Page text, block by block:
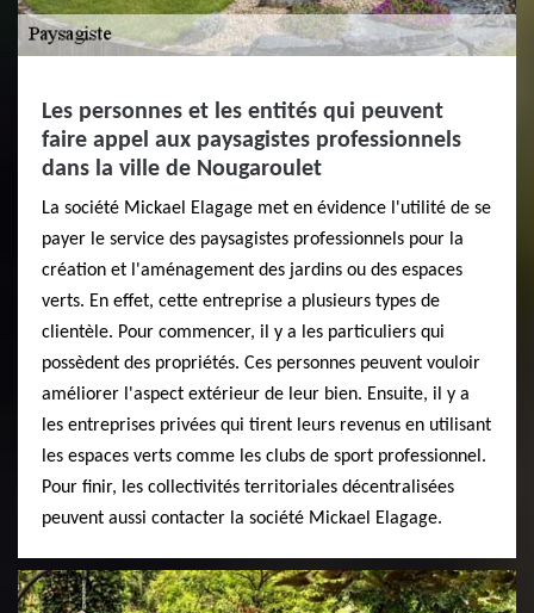
Les personnes et les entités qui peuvent
faire appel aux paysagistes professionnels
dans la ville de Nougaroulet
La société Mickael Elagage met en évidence l'utilité de se
payer le service des paysagistes professionnels pour la
création et l'aménagement des jardins ou des espaces
verts. En effet, cette entreprise a plusieurs types de
clientèle. Pour commencer, il y a les particuliers qui
possèdent des propriétés. Ces personnes peuvent vouloir
améliorer l'aspect extérieur de leur bien. Ensuite, il y a
les entreprises privées qui tirent leurs revenus en utilisant
les espaces verts comme les clubs de sport professionnel.
Pour finir, les collectivités territoriales décentralisées
peuvent aussi contacter la société Mickael Elagage.